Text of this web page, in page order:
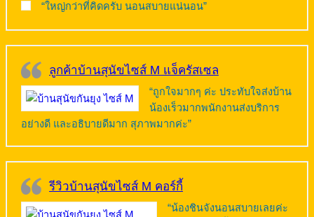
“ใหญ่กว่าที่คิดครับ นอนสบายแน่นอน”
ลูกค้าบ้านสุนัขไซส์ M แจ็ครัสเซล
“ถูกใจมากๆ ค่ะ ประทับใจส่งบ้าน
น้องเร็วมากพนักงานส่งบริการ
อย่างดี และอธิบายดีมาก สุภาพมากค่ะ”
รีวิวบ้านสุนัขไซส์ M คอร์กี้
“น้องชินจังนอนสบายเลยค่ะ